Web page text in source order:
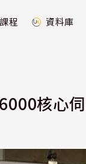
課程 資料庫
核心